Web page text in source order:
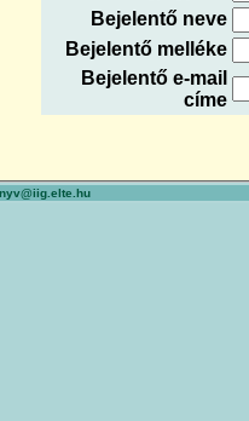
Bejelentő neve
Bejelentő melléke
Bejelentő e-mail
címe